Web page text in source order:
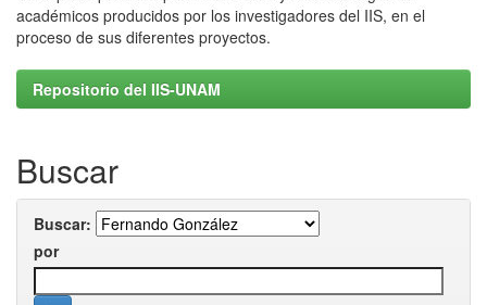
académicos producidos por los investigadores del IIS, en el
proceso de sus diferentes proyectos.
Repositorio del IIS-UNAM
Buscar
Buscar:
por